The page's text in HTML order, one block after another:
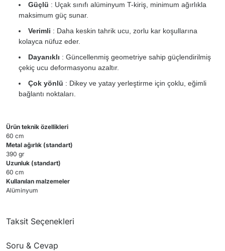
Güçlü : Uçak sınıfı alüminyum T-kiriş, minimum ağırlıkla
maksimum güç sunar.
Verimli : Daha keskin tahrik ucu, zorlu kar koşullarına
kolayca nüfuz eder.
Dayanıklı : Güncellenmiş geometriye sahip güçlendirilmiş
çekiç ucu deformasyonu azaltır.
Çok yönlü : Dikey ve yatay yerleştirme için çoklu, eğimli
bağlantı noktaları.
Ürün teknik özellikleri
60 cm
Metal ağırlık (standart)
390 gr
Uzunluk (standart)
60 cm
Kullanılan malzemeler
Alüminyum
Taksit Seçenekleri
Soru & Cevap